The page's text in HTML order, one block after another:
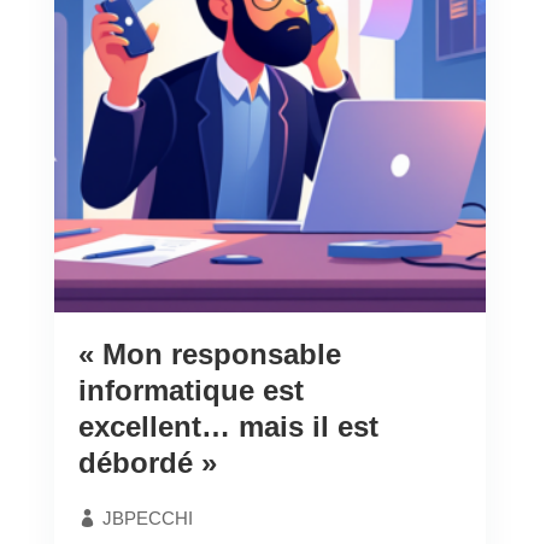
« Mon responsable
informatique est
excellent… mais il est
débordé »
JBPECCHI